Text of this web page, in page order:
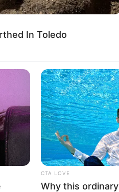
In Toledo
CTA LOVE
Why this